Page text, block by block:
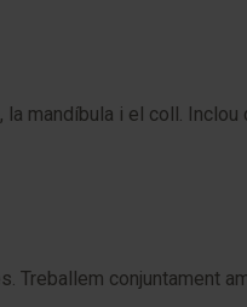
mandíbula i el coll.
Treballem conjuntament